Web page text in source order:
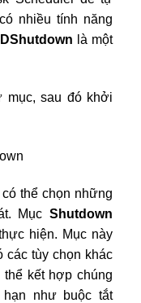
nhiều tính năng
DShutdown là một
mục, sau đó khởi
có thể chọn những
Mục Shutdown
hiện. Mục này
các tùy chọn khác
thể kết hợp chúng
như buộc tắt